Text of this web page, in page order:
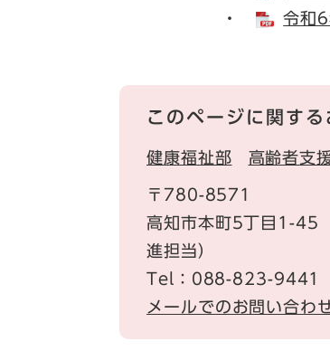
・
令和
このページに関す
健康福祉部 高齢者支
〒780-8571
高知市本町5丁目1-45
進担当）
Tel：088-823-9441
メールでのお問い合わ